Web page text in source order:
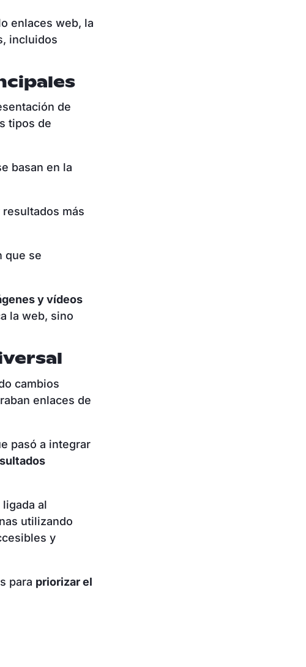
enlaces web, la
incluidos
de
tipos de
basan en la
más
que se
y vídeos
la web, sino
cambios
enlaces de
pasó a integrar
al
utilizando
y
para priorizar el